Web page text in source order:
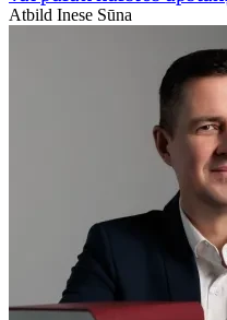
Atbild Inese Sūna